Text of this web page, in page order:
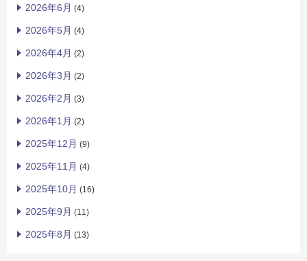
2026年6月 (4)
2026年5月 (4)
2026年4月 (2)
2026年3月 (2)
2026年2月 (3)
2026年1月 (2)
2025年12月 (9)
2025年11月 (4)
2025年10月 (16)
2025年9月 (11)
2025年8月 (13)